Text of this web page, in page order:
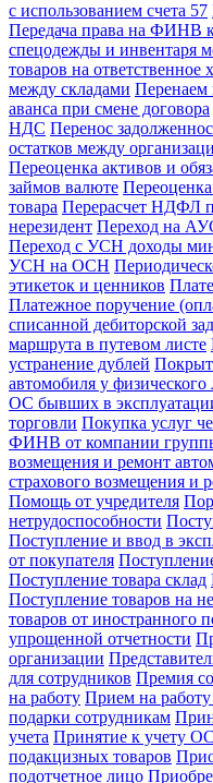
с использованием счета 57
Передача права на ФИНВ
спецодежды и инвентаря
товаров на ответственное
между складами Перенаем
аванса при смене договора
НДС Перенос
остатков между
Переоценка активов и
займов валюте
товара Перерасчет НДФЛ
нерезидент Переход на
Переход с УСН доходы
УСН на ОСН
этикеток и ценников
Платежное поручение
списанной дебиторской
маршрута в путевом листе
устранение дублей
автомобиля у физического
ОС бывших в
торговли Покупка услуг
ФИНВ от компании
возмещения и ремонт
страхового возмещения
Помощь от учредителя
нетрудоспособности
Поступление и ввод в
от покупателя
Поступление товара склад
Поступление товаров на
товаров от иностранного
упрощенной отчетности
организации
для сотрудников Премия
на работу Прием на
подарки сотрудникам
учета Принятие к учету ОС
подакцизных товаров
подотчетное лицо